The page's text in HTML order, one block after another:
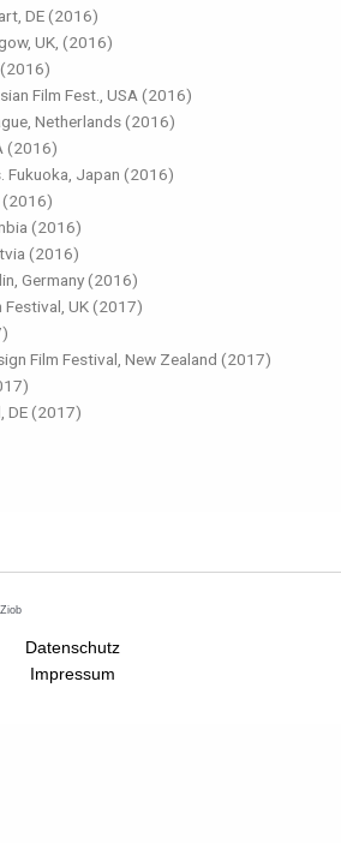
DE (2016)
UK, (2016)
(2016)
Film Fest., USA (2016)
Netherlands (2016)
(2016)
Fukuoka, Japan (2016)
(2016)
(2016)
(2016)
Germany (2016)
Festival, UK (2017)
Film Festival, New Zealand (2017)
DE (2017)
Datenschutz
Impressum